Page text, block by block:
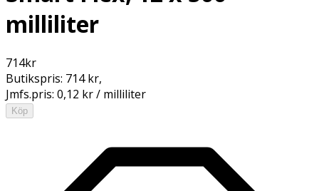
milliliter
714kr
Butikspris: 714 kr,
Jmfs.pris: 0,12 kr / milliliter
Köp